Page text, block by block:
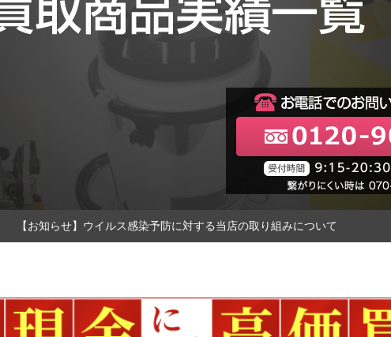
【お知らせ】ウイルス感染予防に対する当店の取り組みについて